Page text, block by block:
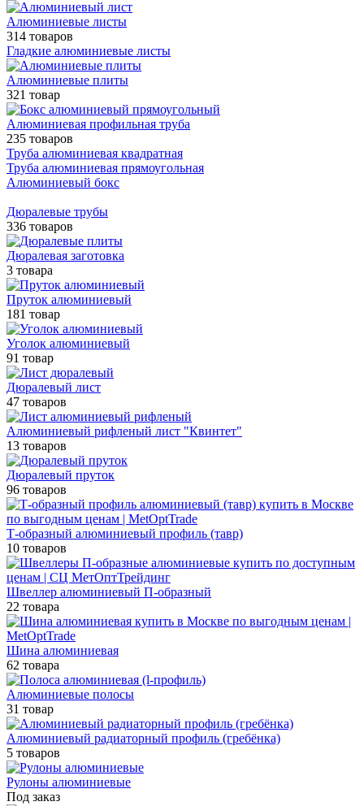
Алюминиевые листы
314 товаров
Гладкие алюминиевые листы
Алюминиевые плиты
321 товар
Алюминиевая профильная труба
235 товаров
Труба алюминиевая квадратная
Труба алюминиевая прямоугольная
Алюминиевый бокс
Дюралевые трубы
336 товаров
Дюралевая заготовка
3 товара
Пруток алюминиевый
181 товар
Уголок алюминиевый
91 товар
Дюралевый лист
47 товаров
Алюминиевый рифленый лист "Квинтет"
13 товаров
Дюралевый пруток
96 товаров
Т-образный алюминиевый профиль (тавр)
10 товаров
Швеллер алюминиевый П-образный
22 товара
Шина алюминиевая
62 товара
Алюминиевые полосы
31 товар
Алюминиевый радиаторный профиль (гребёнка)
5 товаров
Рулоны алюминиевые
Под заказ